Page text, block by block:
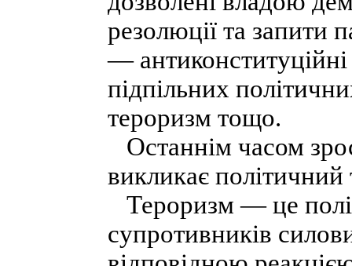
резолюції та запити
— антиконституційні
підпільних
тероризм тощо.
Останнім часом
викликає
Тероризм — це
супротивників